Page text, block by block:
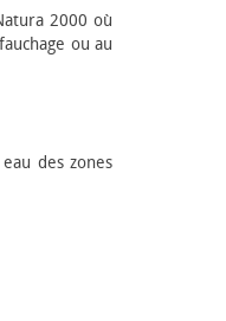
2000 où
ou au
des zones